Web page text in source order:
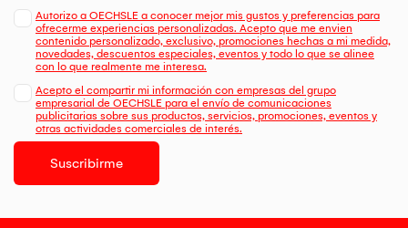
Autorizo a OECHSLE a conocer mejor mis gustos y preferencias para
ofrecerme experiencias personalizadas. Acepto que me envien
contenido personalizado, exclusivo, promociones hechas a mi medida,
novedades, descuentos especiales, eventos y todo lo que se alinee
con lo que realmente me interesa.
Acepto el compartir mi información con empresas del grupo
empresarial de OECHSLE para el envío de comunicaciones
publicitarias sobre sus productos, servicios, promociones, eventos y
otras actividades comerciales de interés.
Suscribirme